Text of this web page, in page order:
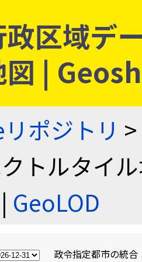
区域デ
図 |
ポジトリ >
トルタイ
| GeoLOD
政令指定都市の統